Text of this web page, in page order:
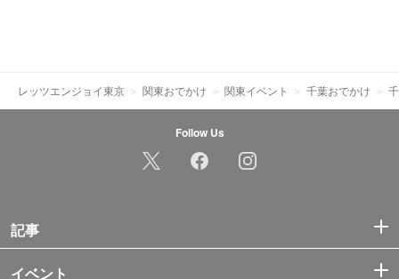
レッツエンジョイ東京 関東おでかけ 関東イベント 千葉おでかけ
Follow Us
記事
イベント